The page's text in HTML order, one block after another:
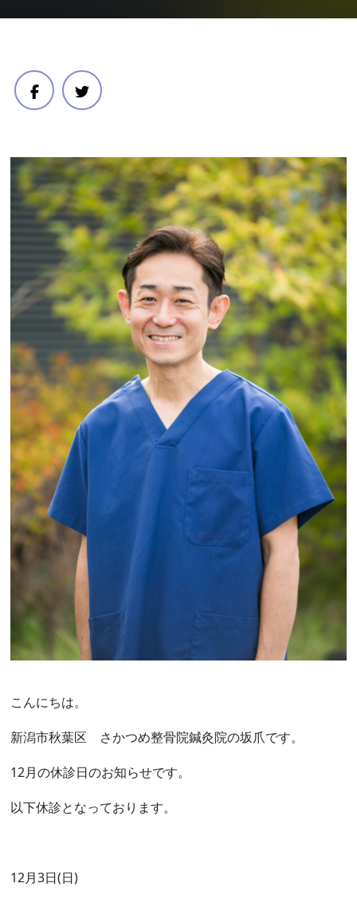
こんにちは。
新潟市秋葉区 さかつめ整骨院鍼灸院の坂爪です。
12月の休診日のお知らせです。
以下休診となっております。
12月3日(日)